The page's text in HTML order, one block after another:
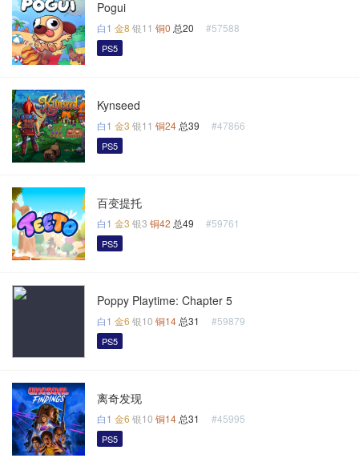
Pogui
白1 金8 银11 铜0 总20 #57588
PS5
Kynseed
白1 金3 银11 铜24 总39 #47866
PS5
百变提托
白1 金3 银3 铜42 总49 #59761
PS5
Poppy Playtime: Chapter 5
白1 金6 银10 铜14 总31 #59879
PS5
离奇发现
白1 金6 银10 铜14 总31 #45995
PS5